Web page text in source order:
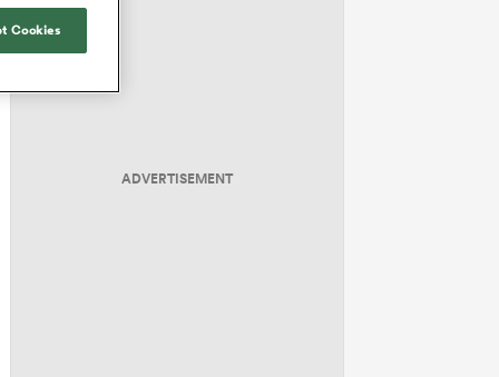
ADVERTISEMENT
Cookies